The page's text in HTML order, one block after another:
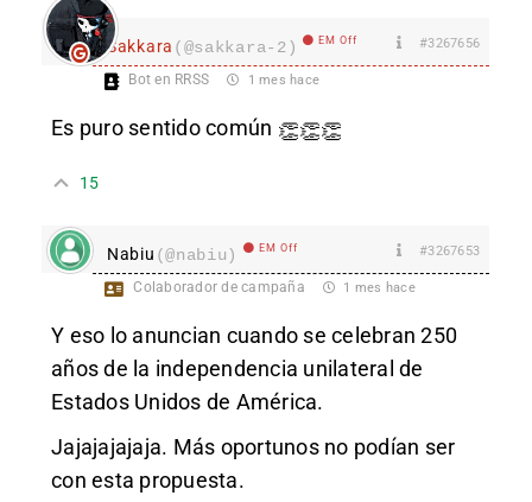
Sakkara (@sakkara-2) EM Off #3267656
Bot en RRSS 1 mes hace
Es puro sentido común 👏👏👏
15
Nabiu (@nabiu) EM Off #3267653
Colaborador de campaña 1 mes hace
Y eso lo anuncian cuando se celebran 250
años de la independencia unilateral de
Estados Unidos de América.
Jajajajajaja. Más oportunos no podían ser
con esta propuesta.